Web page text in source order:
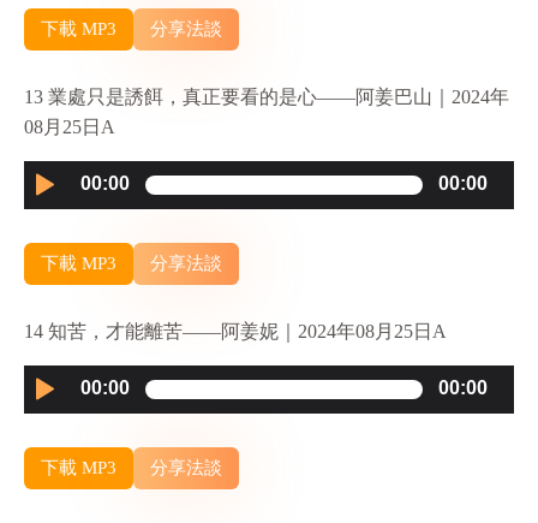
下載 MP3 分享法談
13 業處只是誘餌，真正要看的是心——阿姜巴山｜2024年
08月25日A
Audio
Player
00:00 00:00
下載 MP3 分享法談
14 知苦，才能離苦——阿姜妮｜2024年08月25日A
Audio
Player
00:00 00:00
下載 MP3 分享法談